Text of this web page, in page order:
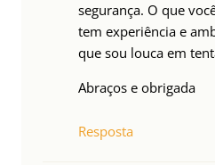
segurança. O que
tem experiência e
que sou louca em
Abraços e obrigada
Resposta